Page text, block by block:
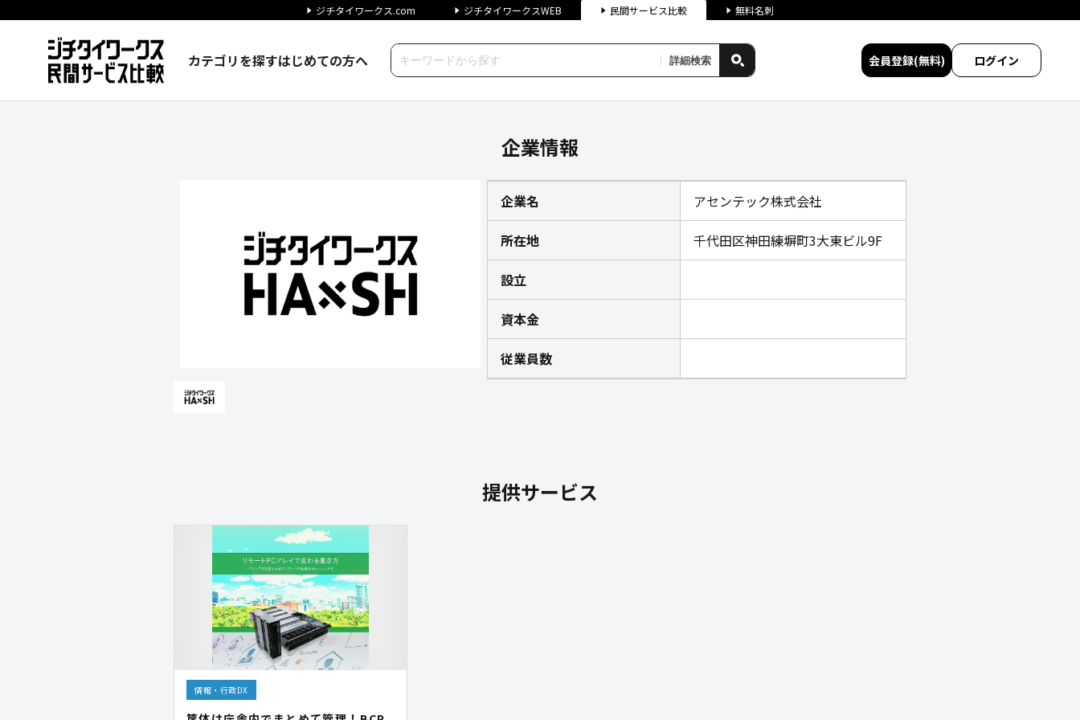
ジチタイワークス.com ジチタイワークスWEB 民間サービス比較 無料名刺
カテゴリを探すはじめての方へ 詳細検索 会員登録(無料) ログイン
企業情報
企業名 アセンテック株式会社
所在地 千代田区神田練塀町3大東ビル9F
設立
資本金
従業員数
提供サービス
情報・行政DX